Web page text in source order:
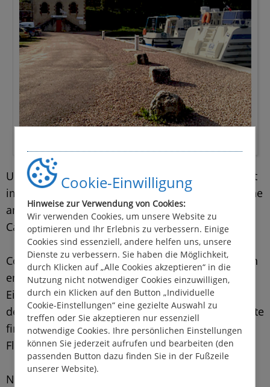
Cookie-Einwilligung
Hinweise zur Verwendung von Cookies:
Wir verwenden Cookies, um unsere Website zu
optimieren und Ihr Erlebnis zu verbessern. Einige
Cookies sind essenziell, andere helfen uns, unsere
Dienste zu verbessern. Sie haben die Möglichkeit,
durch Klicken auf „Alle Cookies akzeptieren“ in die
Nutzung nicht notwendiger Cookies einzuwilligen,
durch ein Klicken auf den Button „Individuelle
Cookie-Einstellungen“ eine gezielte Auswahl zu
treffen oder Sie akzeptieren nur essenziell
notwendige Cookies. Ihre persönlichen Einstellungen
können Sie jederzeit aufrufen und bearbeiten (den
passenden Button dazu finden Sie in der Fußzeile
unserer Website).
Unsere Hausbootbasis Coulanges-sur-Yonne liegt
im 500 Einwohner Städtchen Coulanges-sur-Yonne
an der Yonne mit direktem Anschluss an den
Canal du Nivernais.
Coulanges-sur-Yonne ist kulturhistorisch gesehen
eng verbunden mit der Holz- und Forstwirtschaft.
Einst galt es neben Clamecy als Flößerstation für
den Transport von Holz auf der Yonne. Noch heute
findet traditionell am 15. August das
Flößerstechen in Coulanges-sur-Yonne statt.
Nach einer Runde Minigolf kann man den Tag im